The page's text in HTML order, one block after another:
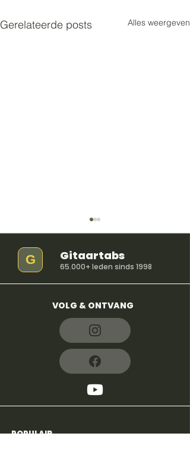
Gerelateerde posts Alles weergeven
So Easy (To Fall In
Love) - Olivia Dean
G Gitaartabs
65.000+ leden sinds 1998
VOLG & ONTVANG
POPULAIR